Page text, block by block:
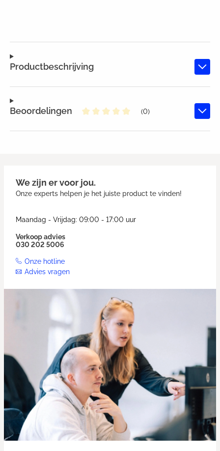
Productbeschrijving
Beoordelingen
(0)
We zijn er voor jou.
Onze experts helpen je het juiste product te vinden!
Maandag - Vrijdag: 09:00 - 17:00 uur
Verkoop advies
030 202 5006
Onze hotline
Advies vragen